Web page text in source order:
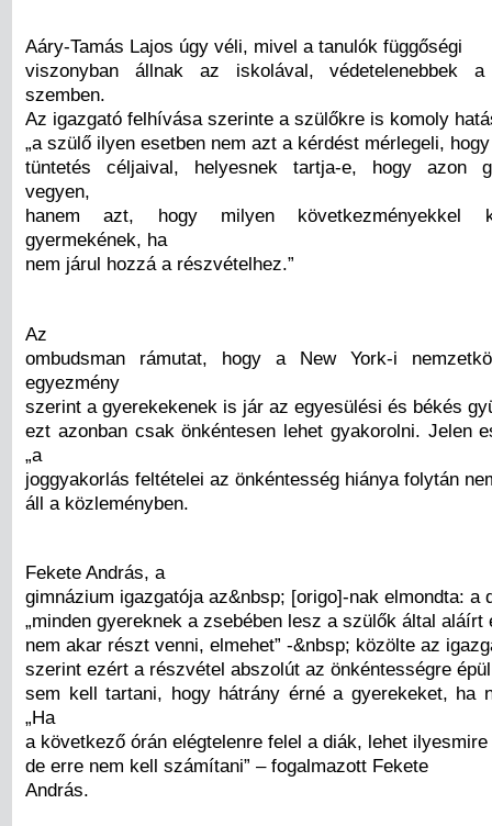
Aáry-Tamás Lajos úgy véli, mivel a tanulók függőségi
viszonyban állnak az iskolával, védetelenebbek a
szemben.
Az igazgató felhívása szerinte a szülőkre is komoly
„a szülő ilyen esetben nem azt a kérdést mérlegeli,
tüntetés céljaival, helyesnek tartja-e, hogy azon
vegyen,
hanem azt, hogy milyen következményekkel
gyermekének, ha
nem járul hozzá a részvételhez.”
Az
ombudsman rámutat, hogy a New York-i
egyezmény
szerint a gyerekekenek is jár az egyesülési és békés
ezt azonban csak önkéntesen lehet gyakorolni. Jelen
„a
joggyakorlás feltételei az önkéntesség hiánya folytán
áll a közleményben.
Fekete András, a
gimnázium igazgatója az&nbsp; [origo]-nak elmondta: a
„minden gyereknek a zsebében lesz a szülők által aláírt
nem akar részt venni, elmehet” -&nbsp; közölte az
szerint ezért a részvétel abszolút az önkéntességre
sem kell tartani, hogy hátrány érné a gyerekeket, ha
„Ha
a következő órán elégtelenre felel a diák, lehet
de erre nem kell számítani” – fogalmazott Fekete
András.